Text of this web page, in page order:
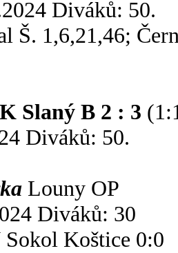
Diváků: 50.
Š. 1,6,21,46;
Slaný B 2 : 3
Diváků: 50.
Louny OP
Diváků: 30
Koštice 0:0